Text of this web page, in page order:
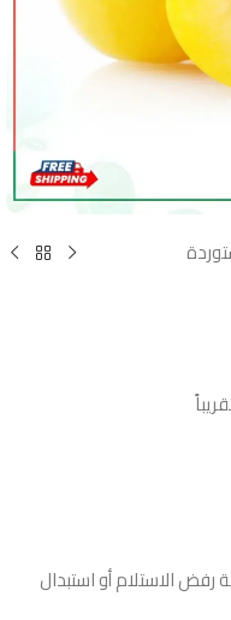
رفض الاستلام أو استبدال